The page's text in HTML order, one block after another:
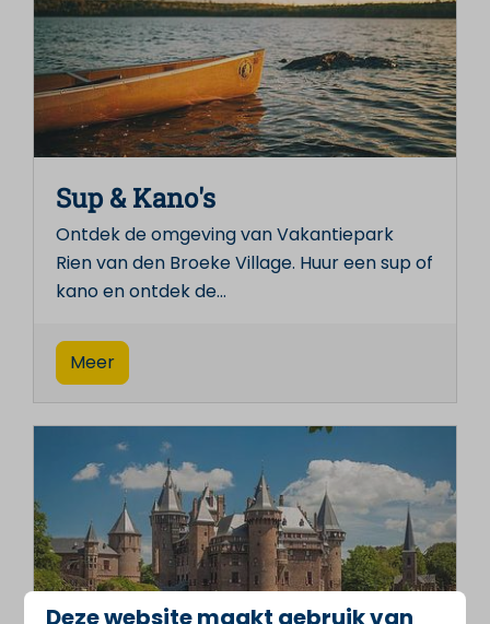
Sup & Kano's
Ontdek de omgeving van Vakantiepark
Rien van den Broeke Village. Huur een sup of
kano en ontdek de…
Meer
Deze website maakt gebruik van